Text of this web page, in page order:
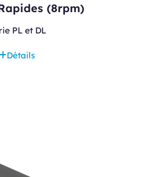
(8rpm)
PL et DL
Détails